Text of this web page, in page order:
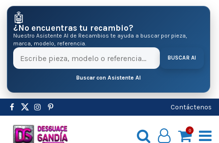
🤖
¿No encuentras tu recambio?
Nuestro Asistente AI de Recambios te ayuda a buscar por pieza,
marca, modelo, referencia.
BUSCAR AI
Buscar con Asistente AI
Contáctenos
0